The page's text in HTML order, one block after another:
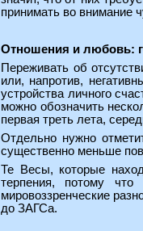
принимать во внимание
Отношения и любовь:
Переживать об
или, напротив,
устройства личного
можно обозначить
первая треть лета,
Отдельно нужно
существенно меньше
Те Весы, которые
терпения, потому
мировоззренческие
до ЗАГСа.